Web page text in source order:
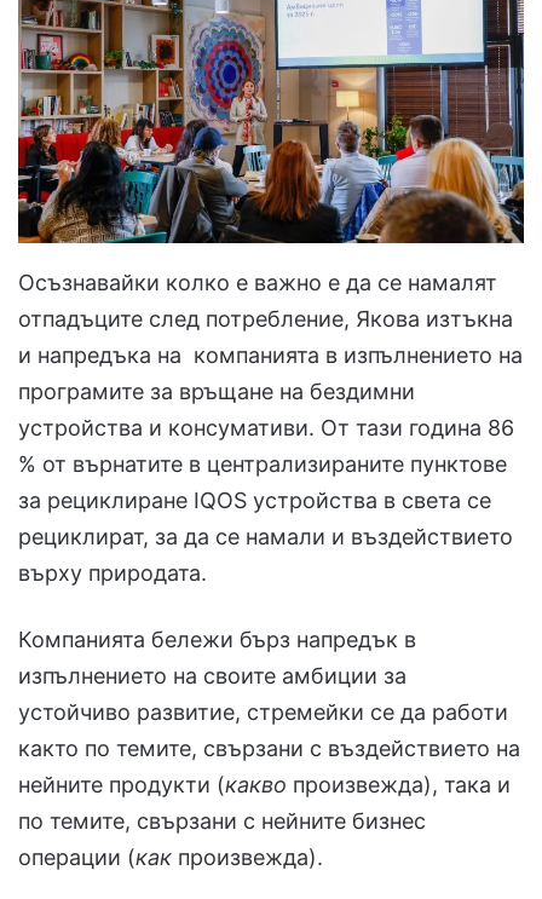
Осъзнавайки колко е важно е да се намалят
отпадъците след потребление, Якова изтъкна
и напредъка на компанията в изпълнението на
програмите за връщане на бездимни
устройства и консумативи. От тази година 86
% от върнатите в централизираните пунктове
за рециклиране IQOS устройства в света се
рециклират, за да се намали и въздействието
върху природата.
Компанията бележи бърз напредък в
изпълнението на своите амбиции за
устойчиво развитие, стремейки се да работи
както по темите, свързани с въздействието на
нейните продукти (какво произвежда), така и
по темите, свързани с нейните бизнес
операции (как произвежда).